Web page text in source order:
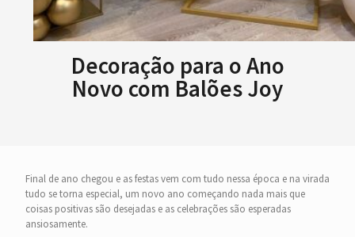
Decoração para o Ano
Novo com Balões Joy
Final de ano chegou e as festas vem com tudo nessa época e na virada
tudo se torna especial, um novo ano começando nada mais que
coisas positivas são desejadas e as celebrações são esperadas
ansiosamente.